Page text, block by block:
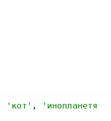
'кот' ,
'инопланетя